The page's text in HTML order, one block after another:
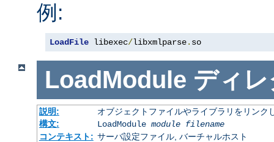
例:
LoadFile libexec/libxmlparse. so
LoadModule ディ
説明:
オブジェクトファイルやライブラリをリン
構文:
LoadModule module filename
コンテキスト: サーバ設定ファイル, バーチャルホスト